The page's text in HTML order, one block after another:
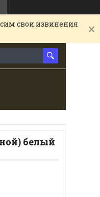
свои извинения
белый